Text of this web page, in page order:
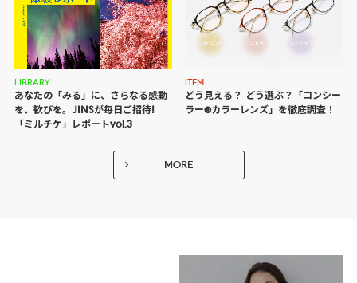
LIBRARY
あなたの「みる」に、さらなる感動
を、歓びを。JINSが毎日ご招待!
「ミルチケ」レポートvol.3
ITEM
どう見える？ どう選ぶ？
「コンシー
ラー®カラーレンズ」を徹底調査！
MORE